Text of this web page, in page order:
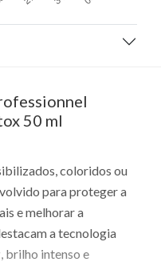
50 ml
coloridos ou
para proteger a
e melhorar a
a tecnologia
brilho intenso e